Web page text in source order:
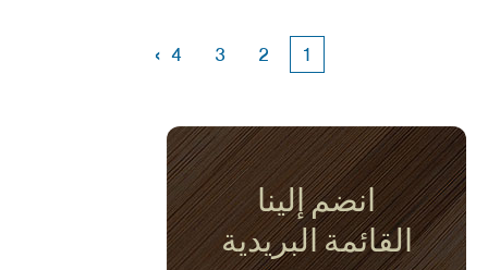
1
2
3
4
›
انضم إلينا
القائمة البريدية